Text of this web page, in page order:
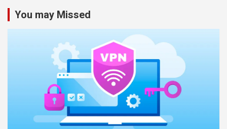
You may Missed